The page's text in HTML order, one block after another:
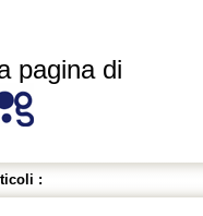
pagina di
: